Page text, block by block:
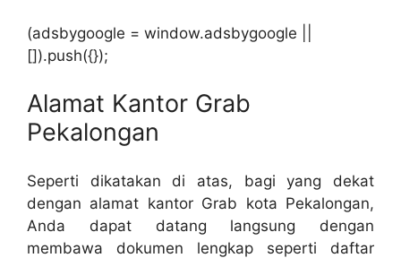
(adsbygoogle = window.adsbygoogle ||
[]).push({});
Alamat Kantor Grab
Pekalongan
Seperti dikatakan di atas, bagi yang dekat
dengan alamat kantor Grab kota Pekalongan,
Anda dapat datang langsung dengan
membawa dokumen lengkap seperti daftar